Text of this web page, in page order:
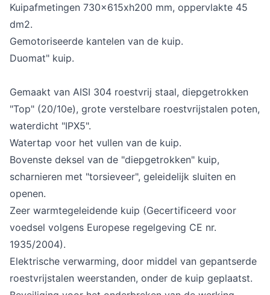
Kuipafmetingen 730x615xh200 mm, oppervlakte 45
dm2.
Gemotoriseerde kantelen van de kuip.
Duomat" kuip.
Gemaakt van AISI 304 roestvrij staal, diepgetrokken
"Top" (20/10e), grote verstelbare roestvrijstalen poten,
waterdicht "IPX5".
Watertap voor het vullen van de kuip.
Bovenste deksel van de "diepgetrokken" kuip,
scharnieren met "torsieveer", geleidelijk sluiten en
openen.
Zeer warmtegeleidende kuip (Gecertificeerd voor
voedsel volgens Europese regelgeving CE nr.
1935/2004).
Elektrische verwarming, door middel van gepantserde
roestvrijstalen weerstanden, onder de kuip geplaatst.